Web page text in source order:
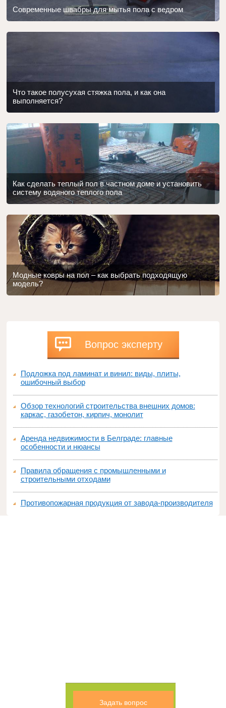
Современные швабры для мытья пола с ведром
Что такое полусухая стяжка пола, и как она
выполняется?
Как сделать теплый пол в частном доме и установить
систему водяного теплого пола
Модные ковры на пол – как выбрать подходящую
модель?
Вопрос эксперту
Подложка под ламинат и винил: виды, плиты,
ошибочный выбор
Обзор технологий строительства внешних домов:
каркас, газобетон, кирпич, монолит
Аренда недвижимости в Белграде: главные
особенности и нюансы
Правила обращения с промышленными и
строительными отходами
Противопожарная продукция от завода-производителя
Задать вопрос